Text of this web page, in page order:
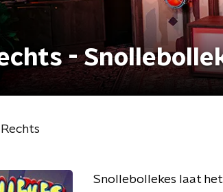
-
Snollebollekes laat